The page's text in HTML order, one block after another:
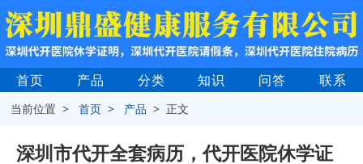
首页 产品 分类 知识 问答 联系
当前位置 >首页 > 产品 > 正文
深圳市代开全套病历，代开医院休学证